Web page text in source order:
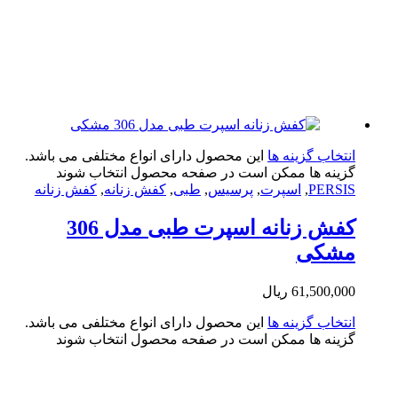
گزینه ها این محصول دارای انواع مختلفی می باشد.
ها ممکن است در صفحه محصول انتخاب شوند
اسپرت,پرسیس, طبی,کفش زنانه,کفش زنانه
کفش زنانه اسپرت طبی مدل 306
ریال
گزینه ها این محصول دارای انواع مختلفی می باشد.
ها ممکن است در صفحه محصول انتخاب شوند